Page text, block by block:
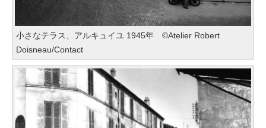
小さなテラス、アルキュイユ 1945年 ©Atelier Robert
Doisneau/Contact